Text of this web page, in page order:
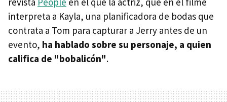
interpreta a Kayla, una planificadora de bodas que
contrata a Tom para capturar a Jerry antes de un
evento, ha hablado sobre su personaje, a quien
califica de "bobalicón".